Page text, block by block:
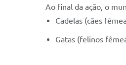
Ao final da ação, o
Cadelas (cães
Gatas (felinos